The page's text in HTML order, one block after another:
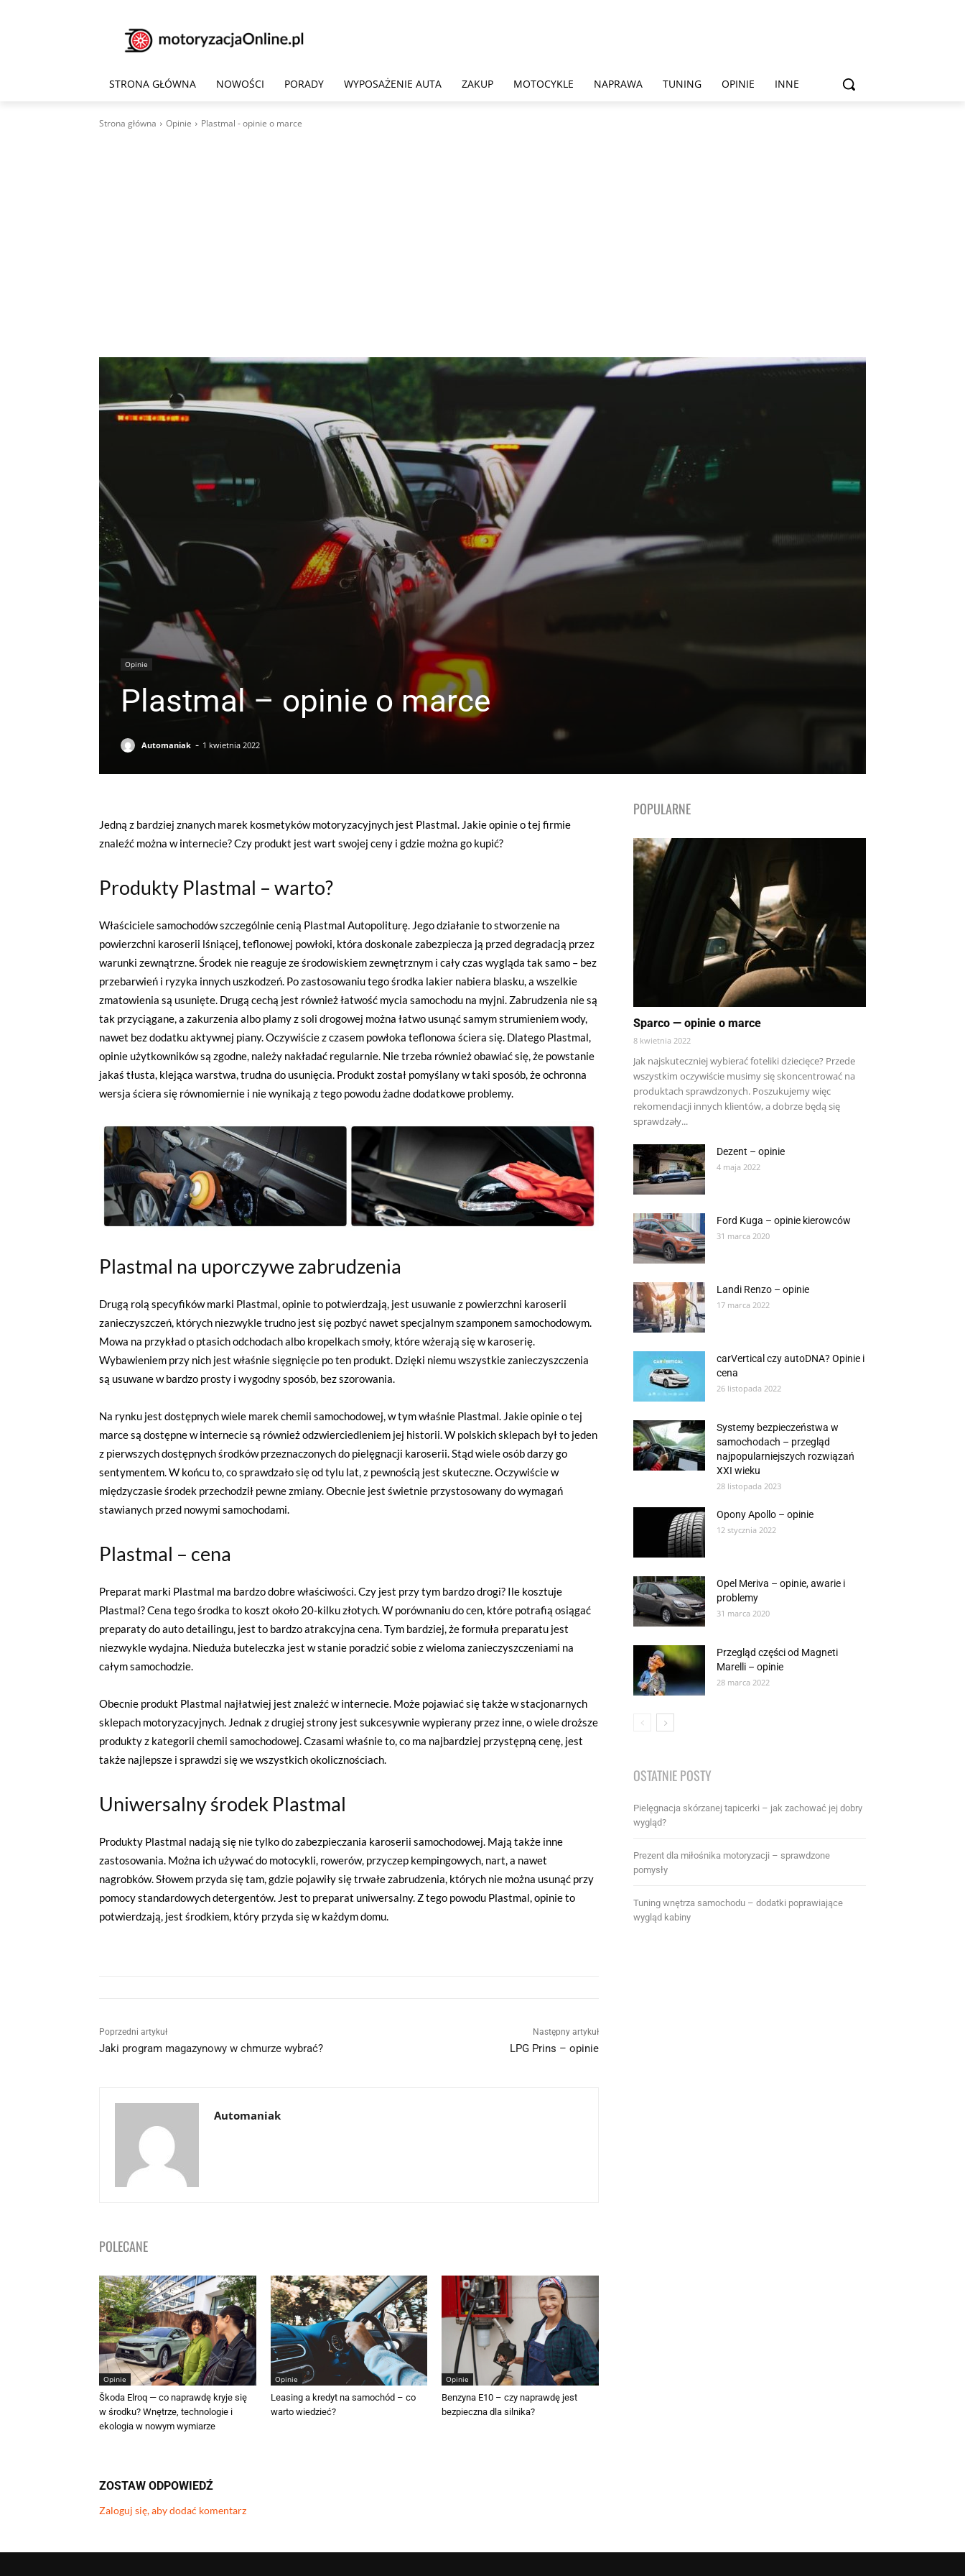
STRONA GŁÓWNA NOWOŚCI PORADY WYPOSAŻENIE AUTA ZAKUP MOTOCYKLE NAPRAWA TUNING OPINIE INNE
Strona główna Opinie Plastmal - opinie o marce
Opinie
Plastmal – opinie o marce
Automaniak - 1 kwietnia 2022
Jedną z bardziej znanych marek kosmetyków motoryzacyjnych jest Plastmal. Jakie opinie o tej firmie
znaleźć można w internecie? Czy produkt jest wart swojej ceny i gdzie można go kupić?
Produkty Plastmal – warto?
Właściciele samochodów szczególnie cenią Plastmal Autopoliturę. Jego działanie to stworzenie na
powierzchni karoserii lśniącej, teflonowej powłoki, która doskonale zabezpiecza ją przed degradacją przez
warunki zewnątrzne. Środek nie reaguje ze środowiskiem zewnętrznym i cały czas wygląda tak samo – bez
przebarwień i ryzyka innych uszkodzeń. Po zastosowaniu tego środka lakier nabiera blasku, a wszelkie
zmatowienia są usunięte. Drugą cechą jest również łatwość mycia samochodu na myjni. Zabrudzenia nie są
tak przyciągane, a zakurzenia albo plamy z soli drogowej można łatwo usunąć samym strumieniem wody,
nawet bez dodatku aktywnej piany. Oczywiście z czasem powłoka teflonowa ściera się. Dlatego Plastmal,
opinie użytkowników są zgodne, należy nakładać regularnie. Nie trzeba również obawiać się, że powstanie
jakaś tłusta, klejąca warstwa, trudna do usunięcia. Produkt został pomyślany w taki sposób, że ochronna
wersja ściera się równomiernie i nie wynikają z tego powodu żadne dodatkowe problemy.
Plastmal na uporczywe zabrudzenia
Drugą rolą specyfików marki Plastmal, opinie to potwierdzają, jest usuwanie z powierzchni karoserii
zanieczyszczeń, których niezwykle trudno jest się pozbyć nawet specjalnym szamponem samochodowym.
Mowa na przykład o ptasich odchodach albo kropelkach smoły, które wżerają się w karoserię.
Wybawieniem przy nich jest właśnie sięgnięcie po ten produkt. Dzięki niemu wszystkie zanieczyszczenia
są usuwane w bardzo prosty i wygodny sposób, bez szorowania.
Na rynku jest dostępnych wiele marek chemii samochodowej, w tym właśnie Plastmal. Jakie opinie o tej
marce są dostępne w internecie są również odzwierciedleniem jej historii. W polskich sklepach był to jeden
z pierwszych dostępnych środków przeznaczonych do pielęgnacji karoserii. Stąd wiele osób darzy go
sentymentem. W końcu to, co sprawdzało się od tylu lat, z pewnością jest skuteczne. Oczywiście w
międzyczasie środek przechodził pewne zmiany. Obecnie jest świetnie przystosowany do wymagań
stawianych przed nowymi samochodami.
Plastmal – cena
Preparat marki Plastmal ma bardzo dobre właściwości. Czy jest przy tym bardzo drogi? Ile kosztuje
Plastmal? Cena tego środka to koszt około 20-kilku złotych. W porównaniu do cen, które potrafią osiągać
preparaty do auto detailingu, jest to bardzo atrakcyjna cena. Tym bardziej, że formuła preparatu jest
niezwykle wydajna. Nieduża buteleczka jest w stanie poradzić sobie z wieloma zanieczyszczeniami na
całym samochodzie.
Obecnie produkt Plastmal najłatwiej jest znaleźć w internecie. Może pojawiać się także w stacjonarnych
sklepach motoryzacyjnych. Jednak z drugiej strony jest sukcesywnie wypierany przez inne, o wiele droższe
produkty z kategorii chemii samochodowej. Czasami właśnie to, co ma najbardziej przystępną cenę, jest
także najlepsze i sprawdzi się we wszystkich okolicznościach.
Uniwersalny środek Plastmal
Produkty Plastmal nadają się nie tylko do zabezpieczania karoserii samochodowej. Mają także inne
zastosowania. Można ich używać do motocykli, rowerów, przyczep kempingowych, nart, a nawet
nagrobków. Słowem przyda się tam, gdzie pojawiły się trwałe zabrudzenia, których nie można usunąć przy
pomocy standardowych detergentów. Jest to preparat uniwersalny. Z tego powodu Plastmal, opinie to
potwierdzają, jest środkiem, który przyda się w każdym domu.
Poprzedni artykuł
Jaki program magazynowy w chmurze wybrać?
Następny artykuł
LPG Prins – opinie
Automaniak
POLECANE
Opinie
Škoda Elroq — co naprawdę kryje się
w środku? Wnętrze, technologie i
ekologia w nowym wymiarze
Opinie
Leasing a kredyt na samochód – co
warto wiedzieć?
Opinie
Benzyna E10 – czy naprawdę jest
bezpieczna dla silnika?
ZOSTAW ODPOWIEDŹ
Zaloguj się, aby dodać komentarz
POPULARNE
Sparco — opinie o marce
8 kwietnia 2022
Jak najskuteczniej wybierać foteliki dziecięce? Przede
wszystkim oczywiście musimy się skoncentrować na
produktach sprawdzonych. Poszukujemy więc
rekomendacji innych klientów, a dobrze będą się
sprawdzały...
Dezent – opinie
4 maja 2022
Ford Kuga – opinie kierowców
31 marca 2020
Landi Renzo – opinie
17 marca 2022
carVertical czy autoDNA? Opinie i
cena
26 listopada 2022
Systemy bezpieczeństwa w
samochodach – przegląd
najpopularniejszych rozwiązań
XXI wieku
28 listopada 2023
Opony Apollo – opinie
12 stycznia 2022
Opel Meriva – opinie, awarie i
problemy
31 marca 2020
Przegląd części od Magneti
Marelli – opinie
28 marca 2022
OSTATNIE POSTY
Pielęgnacja skórzanej tapicerki – jak zachować jej dobry
wygląd?
Prezent dla miłośnika motoryzacji – sprawdzone
pomysły
Tuning wnętrza samochodu – dodatki poprawiające
wygląd kabiny